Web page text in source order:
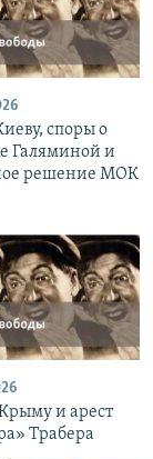
споры о
Галяминой и
решение МОК
и арест
Трабера